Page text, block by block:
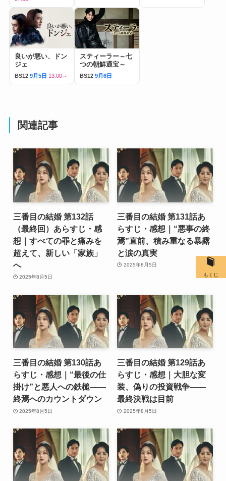
良いが悪い、ドン
ジェ
BS12 9月5日 13:00～
スティーラー～七
つの朝鮮通宝～
BS12 9月6日
関連記事
三番目の結婚 第132話
（最終回）あらすじ・感
想｜すべての罪と痛みを
超えて、新しい「家族」
へ
2025年8月5日
三番目の結婚 第131話あ
らすじ・感想｜“悪事の終
焉”直前、積み重なる暴露
と涙の真実
2025年8月5日
三番目の結婚 第130話あ
らすじ・感想｜“最後の仕
掛け”と悪人への鉄槌――
終焉へのカウントダウン
2025年8月5日
三番目の結婚 第129話あ
らすじ・感想｜大胆な変
装、偽りの投資戦争――
最終決戦は目前
2025年8月5日
もくじ